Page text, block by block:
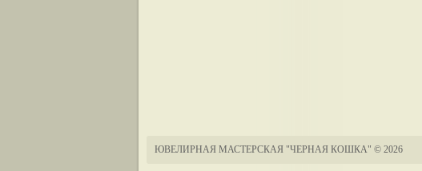
ЮВЕЛИРНАЯ МАСТЕРСКАЯ "ЧЕРНАЯ КОШКА" © 2026